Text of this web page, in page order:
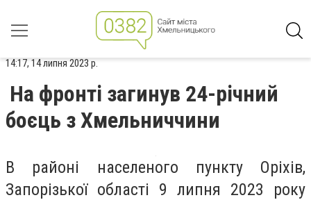
14:17, 14 липня 2023 р.
На фронті загинув 24-річний
боєць з Хмельниччини
В районі населеного пункту Оріхів,
Запорізької області 9 липня 2023 року